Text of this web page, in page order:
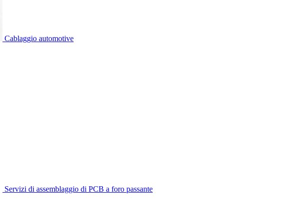
Cablaggio automotive
Servizi di assemblaggio di PCB a foro passante